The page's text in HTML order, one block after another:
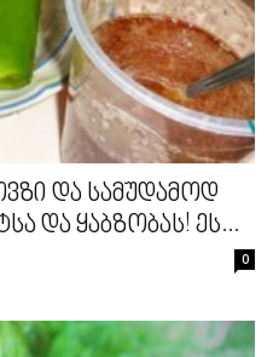
და სამუდამოდ
და ყაბზობას! ეს...
0